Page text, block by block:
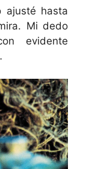
ajusté hasta
Mi dedo
evidente